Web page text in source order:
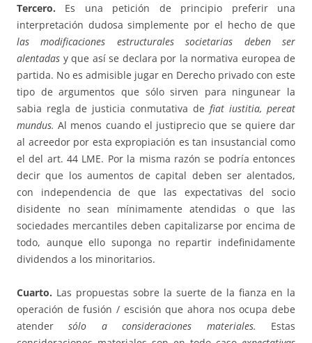
Tercero. Es una petición de principio preferir una
interpretación dudosa simplemente por el hecho de que
las modificaciones estructurales societarias deben ser
alentadas y que así se declara por la normativa europea de
partida. No es admisible jugar en Derecho privado con este
tipo de argumentos que sólo sirven para ningunear la
sabia regla de justicia conmutativa de fiat iustitia, pereat
mundus.Al menos cuando el justiprecio que se quiere dar
al acreedor por esta expropiación es tan insustancial como
el del art. 44 LME. Por la misma razón se podría entonces
decir que los aumentos de capital deben ser alentados,
con independencia de que las expectativas del socio
disidente no sean mínimamente atendidas o que las
sociedades mercantiles deben capitalizarse por encima de
todo, aunque ello suponga no repartir indefinidamente
dividendos a los minoritarios.
Cuarto. Las propuestas sobre la suerte de la fianza en la
operación de fusión / escisión que ahora nos ocupa debe
atendersólo a consideraciones materiales. Estas